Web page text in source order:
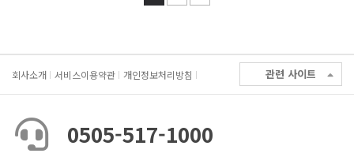
회사소개 서비스이용약관 개인정보처리방침 관련 사이트
0505-517-1000